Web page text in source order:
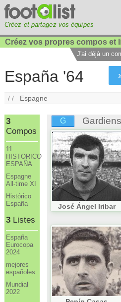
Créez et partagez vos équipes
Créez vos propres compos et
J'ai déjà un
España '64
/ / Espagne
3
Compos
11
HISTORICO
ESPAÑA
Espagne
All-time XI
Histórico
España
3Listes
España
Eurocopa
2024
mejores
españoles
Mundial
2022
G Gardiens
José Ángel Iribar